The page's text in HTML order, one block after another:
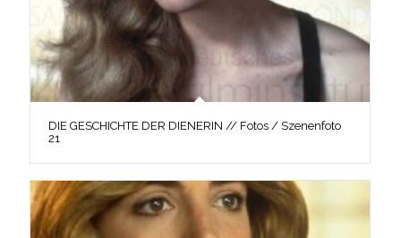
DIE GESCHICHTE DER DIENERIN // Fotos / Szenenfoto
21